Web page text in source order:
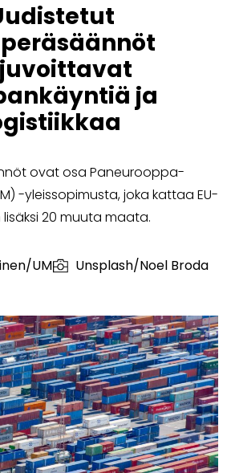
ja
ovat osa Paneurooppa-
-yleissopimusta, joka kattaa EU-
20 muuta maata.
UM Unsplash/Noel Broda